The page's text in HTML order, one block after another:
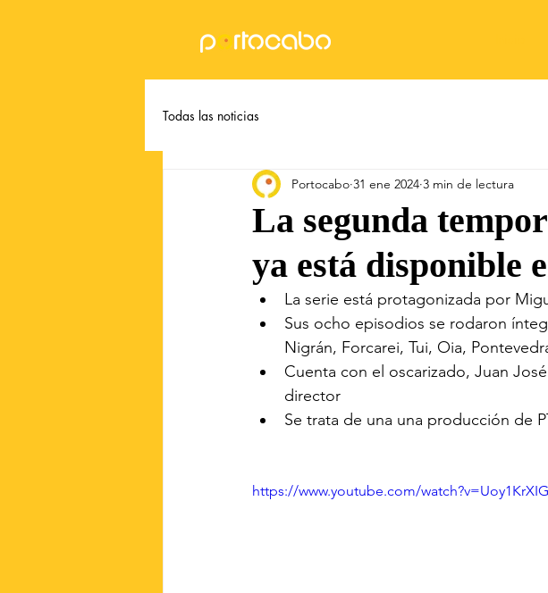
Todas las noticias
La segunda
ya está disponible
Portocabo 31 ene 2024 3 min de lectura
La serie está protagonizada por
Sus ocho episodios se rodaron
Nigrán, Forcarei, Tui, Oia,
Cuenta con el oscarizado, Juan
director
Se trata de una una producción de
https://www.youtube.com/